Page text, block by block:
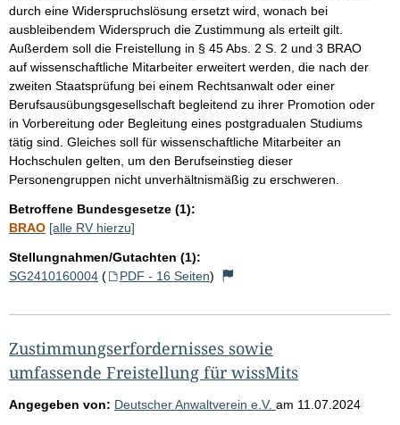
durch eine Widerspruchslösung ersetzt wird, wonach bei
ausbleibendem Widerspruch die Zustimmung als erteilt gilt.
Außerdem soll die Freistellung in § 45 Abs. 2 S. 2 und 3 BRAO
auf wissenschaftliche Mitarbeiter erweitert werden, die nach der
zweiten Staatsprüfung bei einem Rechtsanwalt oder einer
Berufsausübungsgesellschaft begleitend zu ihrer Promotion oder
in Vorbereitung oder Begleitung eines postgradualen Studiums
tätig sind. Gleiches soll für wissenschaftliche Mitarbeiter an
Hochschulen gelten, um den Berufseinstieg dieser
Personengruppen nicht unverhältnismäßig zu erschweren.
Betroffene Bundesgesetze (1):
BRAO [alle RV hierzu]
Stellungnahmen/Gutachten (1):
SG2410160004 ( PDF - 16 Seiten)
Zustimmungserfordernisses sowie
umfassende Freistellung für wissMits
Angegeben von: Deutscher Anwaltverein e.V. am 11.07.2024